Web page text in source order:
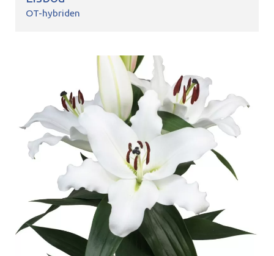
OT-hybriden